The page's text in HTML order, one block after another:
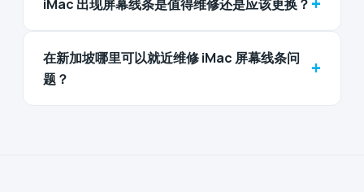
iMac 出现屏幕线条是值得维修还是应该更换？
在新加坡哪里可以就近维修 iMac 屏幕线条问
题？
+